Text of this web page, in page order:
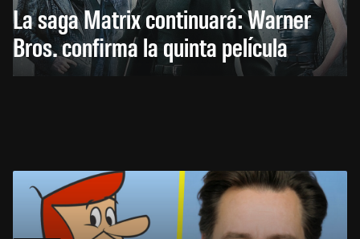
La saga Matrix continuará: Warner
Bros. confirma la quinta película